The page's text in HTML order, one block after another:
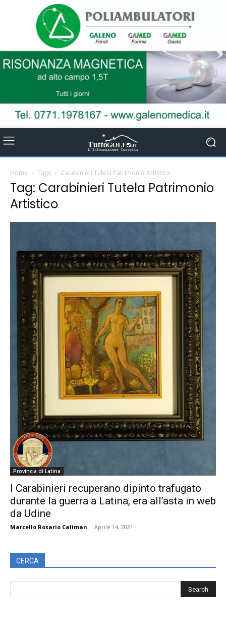
Home Tags Carabinieri Tutela Patrimonio Artistico
Tag: Carabinieri Tutela Patrimonio
Artistico
Provincia di Latina
I Carabinieri recuperano dipinto trafugato
durante la guerra a Latina, era all’asta in web
da Udine
Marcello Rosario Caliman - Aprile 14, 2021
CERCA